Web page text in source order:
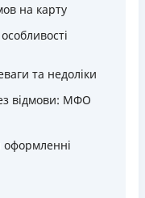
в Viber,
на карту
та недоліки
відмови: МФО